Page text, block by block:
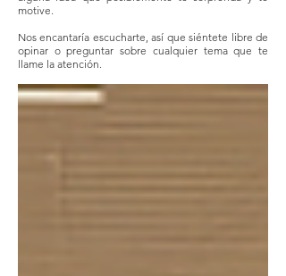
motive.
Nos encantaría escucharte, así que siéntete libre de
opinar o preguntar sobre cualquier tema que te
llame la atención.